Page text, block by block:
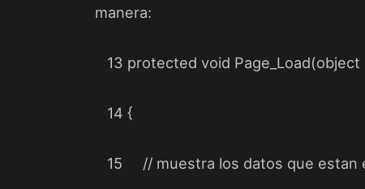
manera:
13 protected void Page_Load(object
14 {
15 // muestra los datos que estan